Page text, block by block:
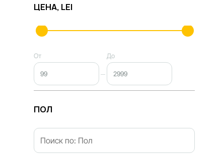
ЦЕНА, LEI
От До
ПОЛ